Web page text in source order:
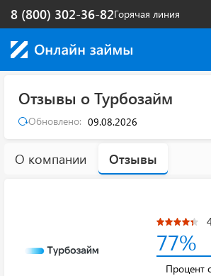
Горячая линия
8 (800) 302-36-82
Отзывы о Турбозайм
Обновлено: 09.08.2026
О компании Отзывы
77%
Процент